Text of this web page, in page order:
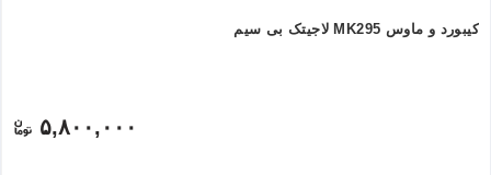
کیبورد و ماوس MK295 لاجیتک بی سیم
۵,۸۰۰,۰۰۰